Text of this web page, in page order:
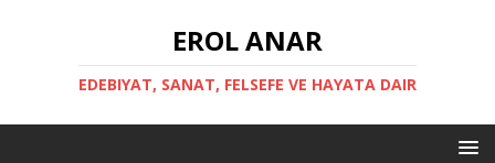
EROL ANAR
EDEBIYAT, SANAT, FELSEFE VE HAYATA DAIR